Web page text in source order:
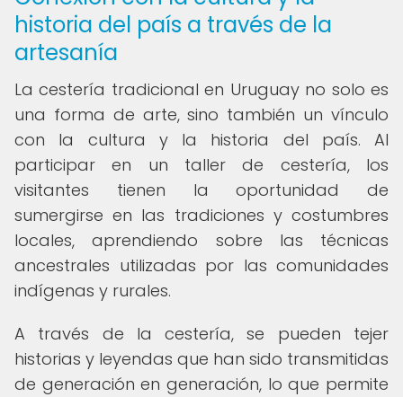
historia del país a través de la
artesanía
La cestería tradicional en Uruguay no solo es
una forma de arte, sino también un vínculo
con la cultura y la historia del país. Al
participar en un taller de cestería, los
visitantes tienen la oportunidad de
sumergirse en las tradiciones y costumbres
locales, aprendiendo sobre las técnicas
ancestrales utilizadas por las comunidades
indígenas y rurales.
A través de la cestería, se pueden tejer
historias y leyendas que han sido transmitidas
de generación en generación, lo que permite